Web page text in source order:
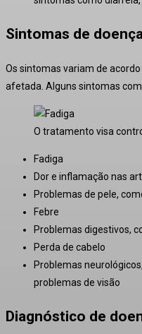
Sintomas de
Os sintomas variam de
afetada. Alguns sintomas
O tratamento visa
Fadiga
Dor e inflamação nas
Problemas de pele,
Febre
Problemas digestivos,
Perda de cabelo
Problemas
problemas de visão
Diagnóstico de